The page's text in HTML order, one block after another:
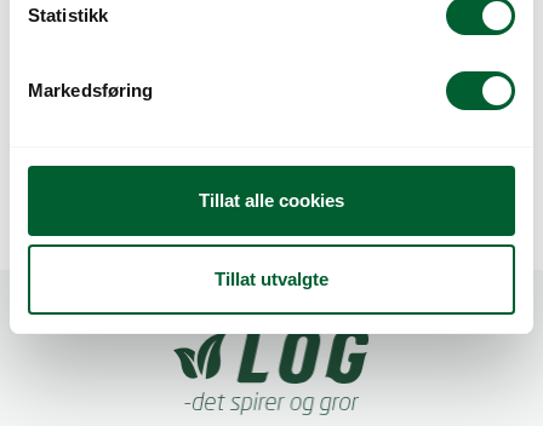
Statistikk
Markedsføring
Tillat alle cookies
Tillat utvalgte
GEKA BRUSEHODE